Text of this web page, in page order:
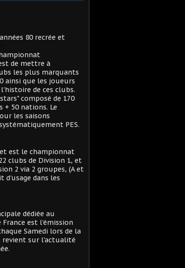
80 recrée et
de mettre à
les plus marquants
ainsi que les joueurs
de ces clubs.
composé de 170
+ 50 nations. Le
les saisons
PES.
est le championnat
clubs de Division 1, et
2 via 2 groupes, (A et
d'usage dans les
dédiée au
est l'émission
Samedi lors de la
revient sur l'actualité